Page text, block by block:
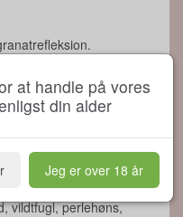
strejf af kanel.
meget modne sorte
med bløde tanniner og
vildtfugl, perlehøns,
at handle på vores
din alder
Jeg er over 18 år